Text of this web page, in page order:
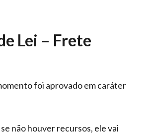
Lei – Frete
foi aprovado em caráter
não houver recursos, ele vai